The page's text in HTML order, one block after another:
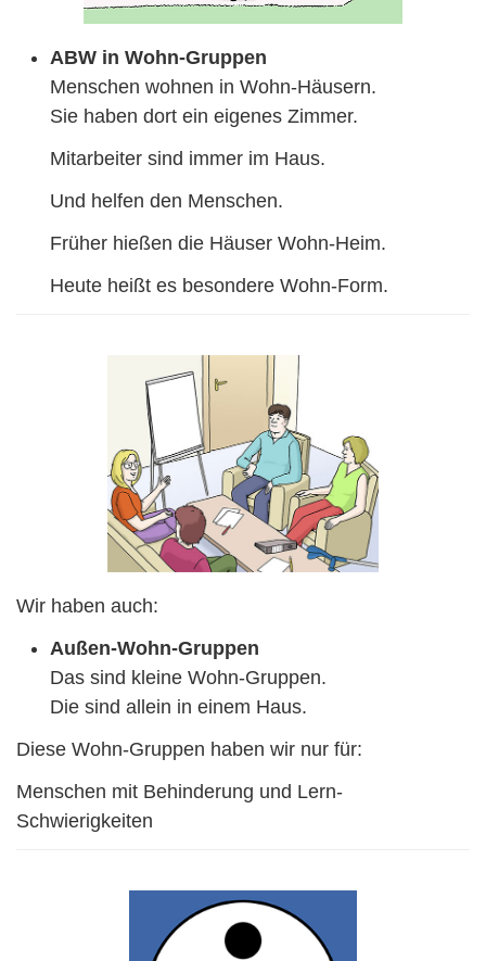
ABW in Wohn-Gruppen
Menschen wohnen in Wohn-Häusern.
Sie haben dort ein eigenes Zimmer.
Mitarbeiter sind immer im Haus.
Und helfen den Menschen.
Früher hießen die Häuser Wohn-Heim.
Heute heißt es besondere Wohn-Form.
Wir haben auch:
Außen-Wohn-Gruppen
Das sind kleine Wohn-Gruppen.
Die sind allein in einem Haus.
Diese Wohn-Gruppen haben wir nur für:
Menschen mit Behinderung und Lern-
Schwierigkeiten